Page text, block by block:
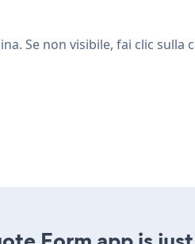
Se non visibile, fai clic